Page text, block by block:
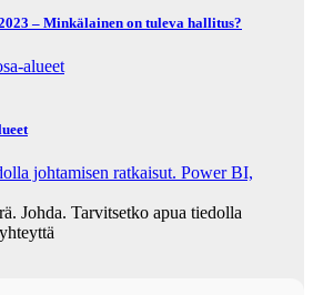
– Minkälainen on tuleva hallitus?
Johda. Tarvitsetko apua tiedolla